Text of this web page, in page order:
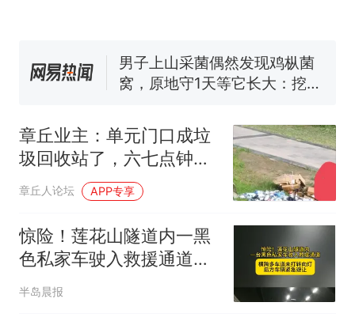
140多朵
美国渔民钓获鲨鱼徒手将其拽
回大海 目击者直呼震惊 （视频
官方通报
热 那个在床头放菜刀的女孩，
因老师一句“跟我回家”改写了
人生
章丘业主：单元门口成垃
圾回收站了，六七点钟就
开始“丁零当啷”...太扰民了
章丘人论坛 APP专享
惊险！莲花山隧道内一黑
色私家车驶入救援通道，
后方车辆紧急避让
半岛晨报